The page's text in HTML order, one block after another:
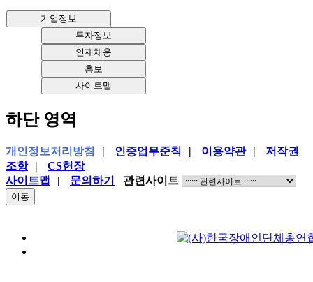
기업정보
투자정보
인재채용
홍보
사이트맵
하단 영역
개인정보처리방침 | 인증업무준칙 | 이용약관 |
저작권
조항
|
CS헌장
사이트맵
| 문의하기 관련사이트